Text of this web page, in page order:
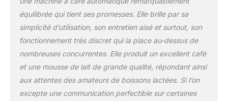
équilibrée qui tient ses promesses. Elle brille par sa
simplicité d’utilisation, son entretien aisé et surtout, son
fonctionnement très discret qui la place au-dessus de
nombreuses concurrentes. Elle produit un excellent café
et une mousse de lait de grande qualité, répondant ainsi
aux attentes des amateurs de boissons lactées. Si l’on
excepte une communication perfectible sur certaines